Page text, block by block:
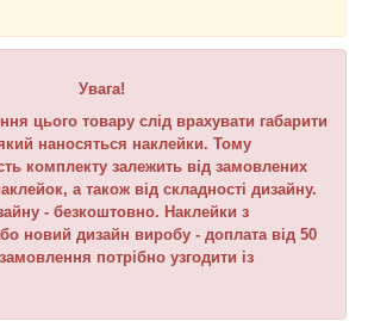
Увага!
цього товару слід врахувати габарити
наносяться наклейки. Тому
комплекту залежить від замовлених
а також від складності дизайну.
- безкоштовно. Наклейки з
новий дизайн виробу - доплата від 50
потрібно узгодити із